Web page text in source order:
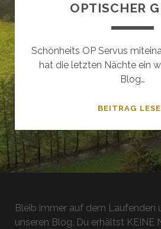
OPTISCHER
Schönheits OP Servus
hat die letzten Nächte ein
Blog…
BEITRAG
Bleib immer auf dem Laufenden
unseren Blog. Du erhältst KEINE